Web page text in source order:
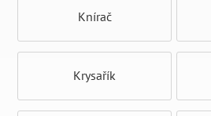
Knírač
Krysařík